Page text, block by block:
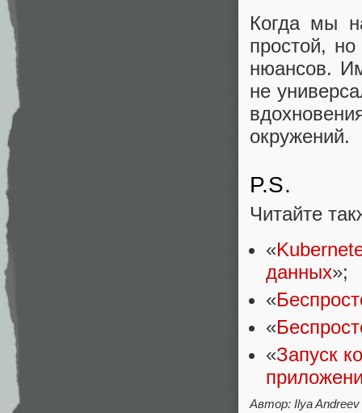
Когда мы
простой,
нюансов.
не
окружений.
P.S.
Читайте
«
данных»;
«
«
«Запуск
Автор: Ilya Andreev